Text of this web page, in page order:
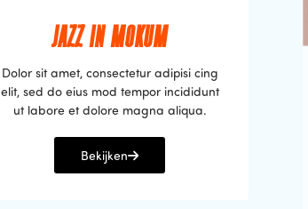
JAZZ IN MOKUM
Dolor sit amet, consectetur adipisi cing
elit, sed do eius mod tempor incididunt
ut labore et dolore magna aliqua.
Bekijken